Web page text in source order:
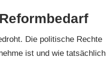
Die politische Rechte
ist und wie tatsächlich